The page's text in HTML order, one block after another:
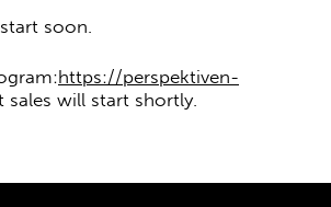
soon.
https://perspektiven-
sales will start shortly.